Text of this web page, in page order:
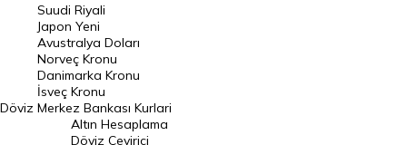
Avustralya Doları
Danimarka Kronu Kuru
Kanada Doları Kuru
Norveç Kronu Kuru
İsveç Kronu Kuru
Döviz
Suudi Riyali
Japon Yeni
Avustralya Doları
Norveç Kronu
Danimarka Kronu
İsveç Kronu
Merkez Bankası Kurlari
Altın Hesaplama
Döviz Çevirici